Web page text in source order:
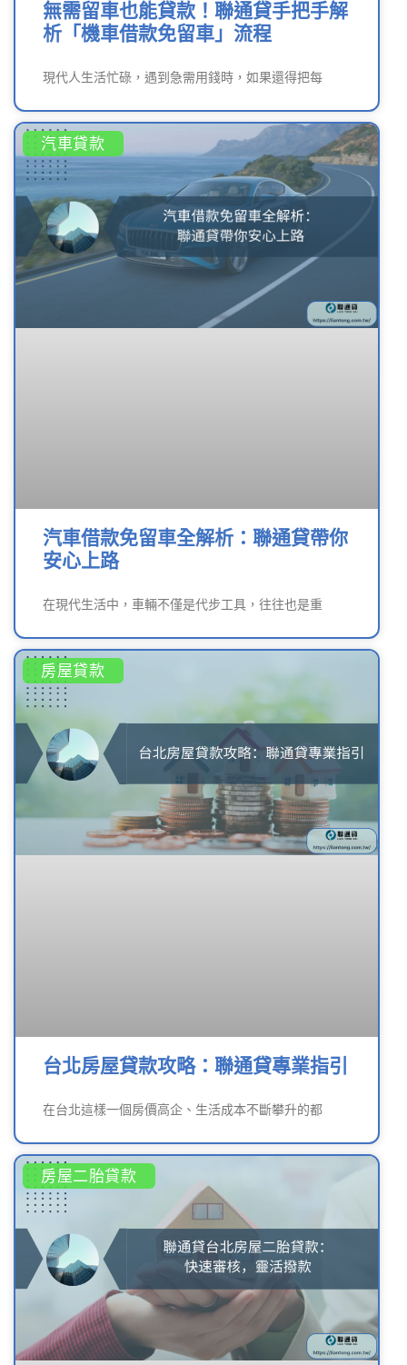
無需留車也能貸款！聯通貸手把手解
析「機車借款免留車」流程
現代人生活忙碌，遇到急需用錢時，如果還得把每
汽車貸款
汽車借款免留車全解析：聯通貸帶你
安心上路
在現代生活中，車輛不僅是代步工具，往往也是重
房屋貸款
台北房屋貸款攻略：聯通貸專業指引
在台北這樣一個房價高企、生活成本不斷攀升的都
房屋二胎貸款